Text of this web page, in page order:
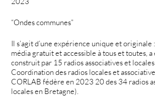
“Ondes communes”
Il s’agit d’une expérience unique et originale
média gratuit et accessible à tous et toutes,
construit par 15 radios associatives et
Coordination des radios locales et
CORLAB fédère en 2023 20 des 34 radios
locales en Bretagne).